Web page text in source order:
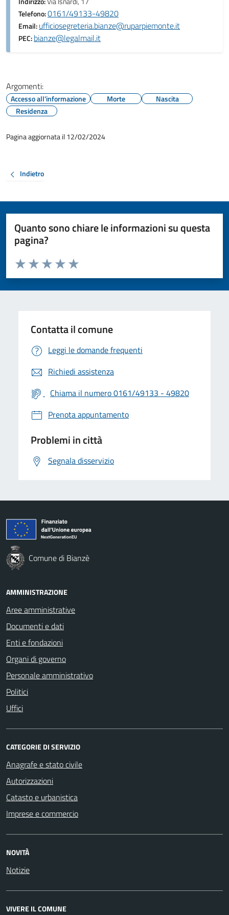
Telefono:0161/49133-49820
Email:ufficiosegreteria.bianze@ruparpiemonte.it
PEC:bianze@legalmail.it
Argomenti:
Accesso all'informazione Morte
Nascita
Residenza
Pagina aggiornata il 12/02/2024
Indietro
Quanto sono chiare le informazioni su questa
pagina?
Valuta da 1 a 5 stelle la pagina
Valuta 5 stelle su 5
Valuta 4 stelle su 5
Valuta 3 stelle su 5
Valuta 2 stelle su 5
Valuta 1 stelle su 5
Contatta il comune
Leggi le domande frequenti
Richiedi assistenza
Chiama il numero 0161/49133 - 49820
Prenota appuntamento
Problemi in città
Segnala disservizio
Comune di Bianzè
AMMINISTRAZIONE
Aree amministrative
Documenti e dati
Enti e fondazioni
Organi di governo
Personale amministrativo
Politici
Uffici
CATEGORIE DI SERVIZIO
Anagrafe e stato civile
Autorizzazioni
Catasto e urbanistica
Imprese e commercio
NOVITÀ
Notizie
VIVERE IL COMUNE